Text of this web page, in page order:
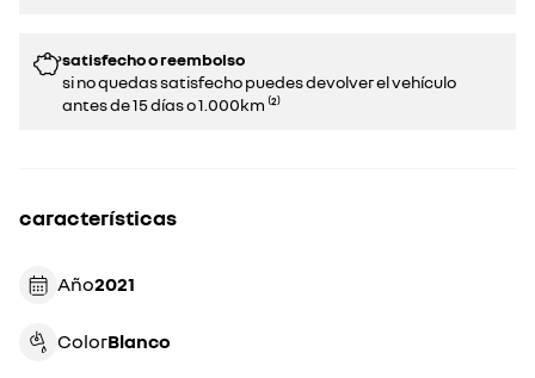
satisfecho o reembolso
si no quedas satisfecho puedes devolver el vehículo
antes de 15 días o 1.000km ⁽²⁾
características
Año 2021
Color blanco